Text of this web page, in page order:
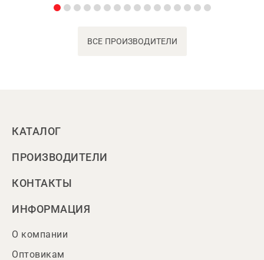
ВСЕ ПРОИЗВОДИТЕЛИ
КАТАЛОГ
ПРОИЗВОДИТЕЛИ
КОНТАКТЫ
ИНФОРМАЦИЯ
О компании
Оптовикам